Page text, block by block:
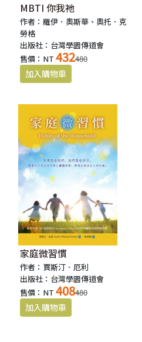
MBTI 你我祂
作者：羅伊．奧斯華、奧托．克
勞格
出版社：台灣學園傳道會
售價：NT 432480
家庭微習慣
作者：賈斯汀．厄利
出版社：台灣學園傳道會
售價：NT 408480